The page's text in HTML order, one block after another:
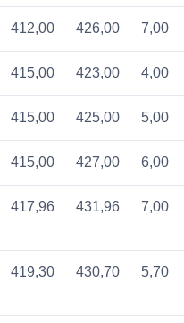
412,00 426,00 7,00
415,00 423,00 4,00
415,00 425,00 5,00
415,00 427,00 6,00
417,96 431,96 7,00
419,30 430,70 5,70